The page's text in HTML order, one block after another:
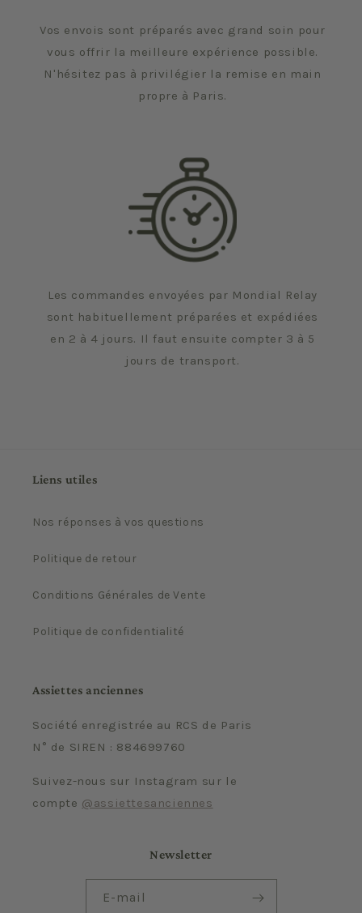
Vos envois sont préparés avec grand soin pour
vous offrir la meilleure expérience possible.
N'hésitez pas à privilégier la remise en main
propre à Paris.
Les commandes envoyées par Mondial Relay
sont habituellement préparées et expédiées
en 2 à 4 jours. Il faut ensuite compter 3 à 5
jours de transport.
Liens utiles
Nos réponses à vos questions
Politique de retour
Conditions Générales de Vente
Politique de confidentialité
Assiettes anciennes
Société enregistrée au RCS de Paris
N° de SIREN : 884699760
Suivez-nous sur Instagram sur le
compte @assiettesanciennes
Newsletter
E-mail